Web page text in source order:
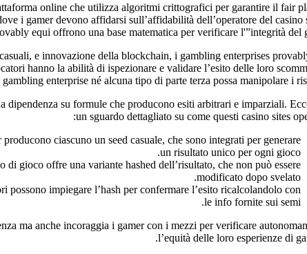
online che utilizza algoritmi crittografici per garantire il fair
i gamer devono affidarsi sull’affidabilità dell’operatore del casino
equi offrono una base matematica per verificare l'”integrità del
e innovazione della blockchain, i gambling enterprises
hanno la abilità di ispezionare e validare l’esito delle loro
enterprise né alcuna tipo di parte terza possa manipolare i
dipendenza su formule che producono esiti arbitrari e imparziali.
un sguardo dettagliato su come questi casino sites
ciascuno un seed casuale, che sono integrati per generare
un risultato unico per ogni gioco.
gioco offre una variante hashed dell’risultato, che non può essere
modificato dopo svelato.
possono impiegare l’hash per confermare l’esito ricalcolandolo con
le info fornite sui semi.
ma anche incoraggia i gamer con i mezzi per verificare
l’equità delle loro esperienze di